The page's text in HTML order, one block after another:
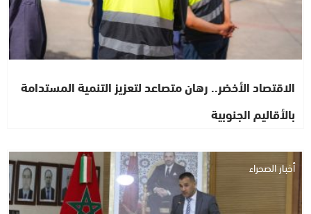
الاقتصاد الأخضر.. رهان متصاعد لتعزيز التنمية المستدامة
بالأقاليم الجنوبية
أخبار الصحراء